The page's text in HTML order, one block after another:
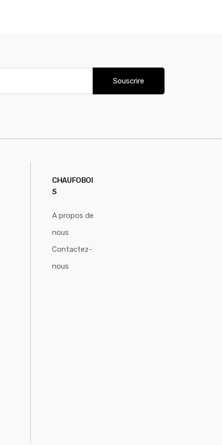
Souscrire
CHAUFOBOI
S
A propos de
nous
Contactez-
nous